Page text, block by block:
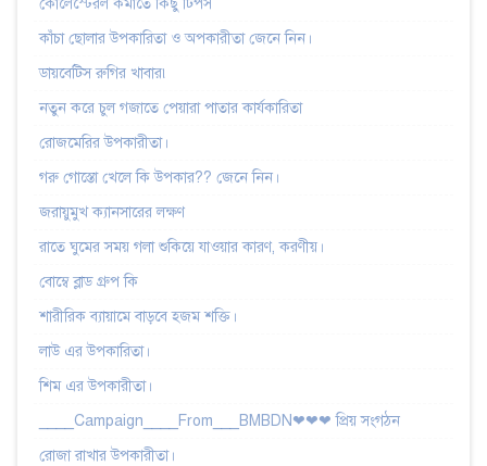
কাঁচা ছোলার উপকারিতা ও অপকারীতা জেনে নিন।
ডায়বেটিস রুগির খাবার৷
নতুন করে চুল গজাতে পেয়ারা পাতার কার্যকারিতা
রোজমেরির উপকারীতা।
গরু গোস্তো খেলে কি উপকার?? জেনে নিন।
জরায়ুমুখ ক্যানসারের লক্ষণ
রাতে ঘুমের সময় গলা শুকিয়ে যাওয়ার কারণ, করণীয়।
বোম্বে ব্লাড গ্রুপ কি
শারীরিক ব্যায়ামে বাড়বে হজম শক্তি।
লাউ এর উপকারিতা।
শিম এর উপকারীতা।
____Campaign____From___BMBDN❤❤❤ প্রিয় সংগঠন
রোজা রাখার উপকারীতা।